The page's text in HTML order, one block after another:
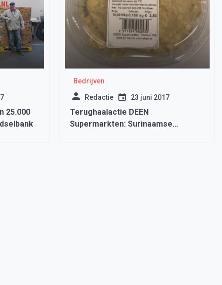
25.000
Bedrijven
Redactie 23 juni 2017
Terughaalactie DEEN
Supermarkten: Surinaamse